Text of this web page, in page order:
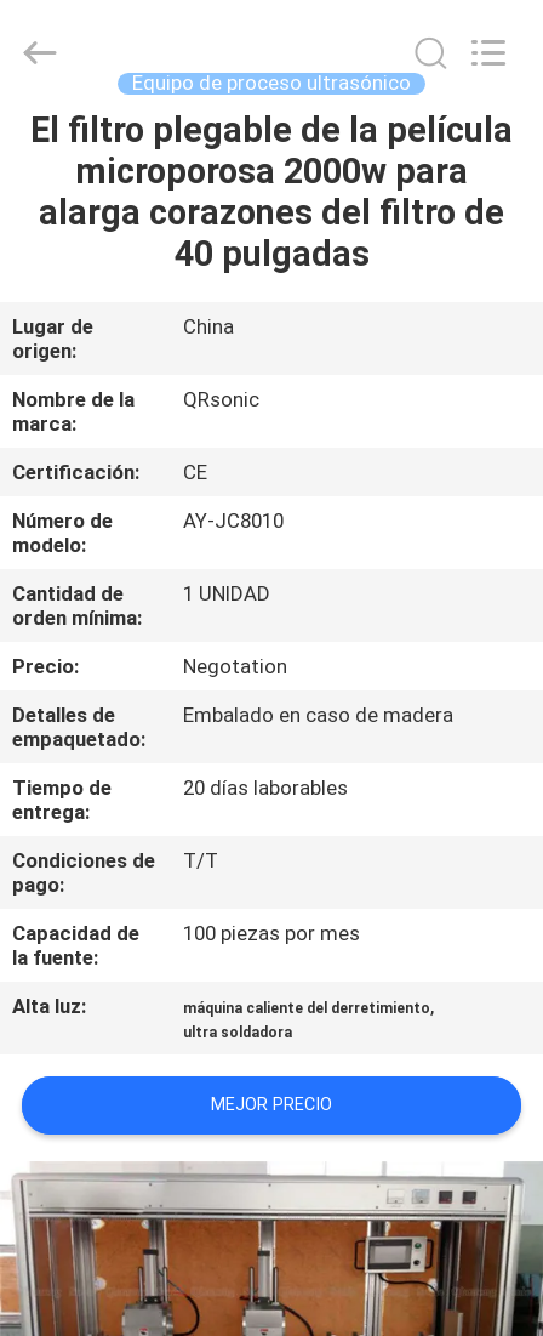
HOGAR
PRODUCTOS
DE
NOSOTROS
VISITA
A
LA
DE
CALIDAD
CONTÁCTENOS
NOTICIAS
CASOS
SOLICITAR
UNA
COTIZACIÓN
MAPA
DEL
SITIO
Automation
Equipment
Reserved.
Equipo de proceso ultrasónico
El filtro plegable de la película
microporosa 2000w para
alarga corazones del filtro de
40 pulgadas
Lugar de
origen:
China
Nombre de la
marca:
QRsonic
Certificación:
CE
Número de
modelo:
AY-JC8010
Cantidad de
orden mínima:
1 UNIDAD
Precio:
Negotation
Detalles de
empaquetado:
Embalado en caso de madera
Tiempo de
entrega:
20 días laborables
Condiciones de
pago:
T/T
Capacidad de
la fuente:
100 piezas por mes
Alta luz: máquina caliente del derretimiento,
ultra soldadora
MEJOR PRECIO